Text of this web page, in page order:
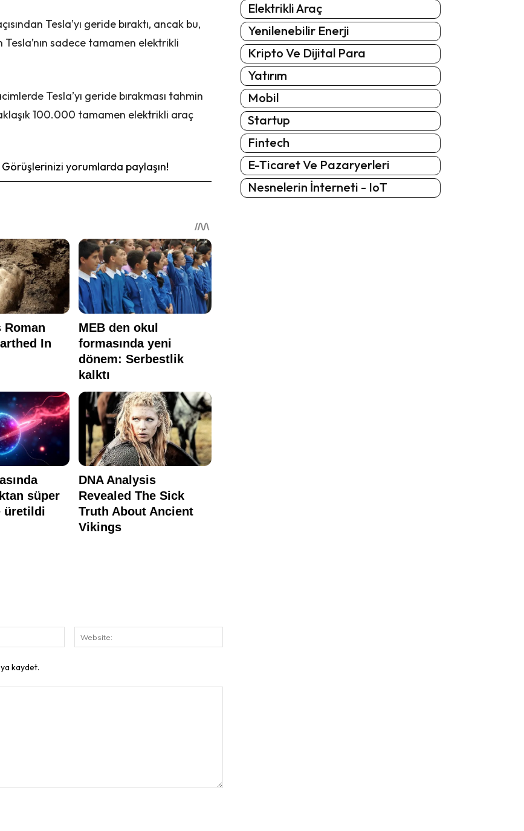
Tesla’yı geride bıraktı, ancak bu,
sadece tamamen elektrikli
Tesla’yı geride bırakması tahmin
100.000 tamamen elektrikli araç
yorumlarda paylaşın!
Elektrikli Araç
Yenilenebilir Enerji
Kripto Ve Dijital Para
Yatırım
Mobil
Startup
Fintech
E-Ticaret Ve Pazaryerleri
Nesnelerin İnterneti - IoT
Posta:
kaydet.